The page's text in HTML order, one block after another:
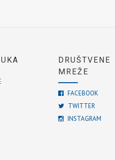
DRUŠTVENE
MREŽE
FACEBOOK
TWITTER
INSTAGRAM